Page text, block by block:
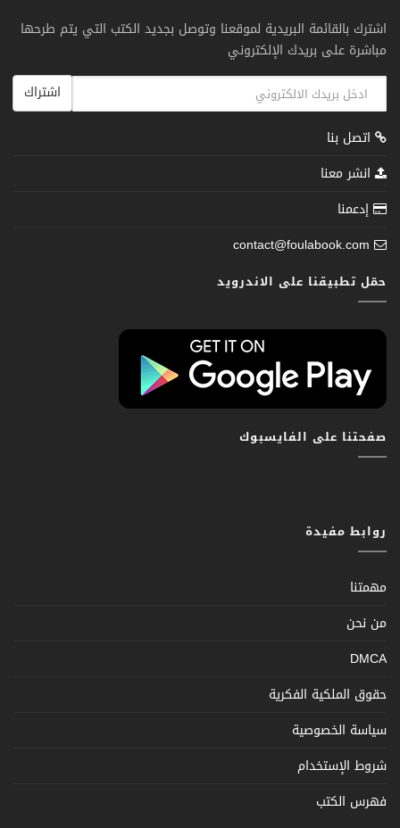
اشترك بالقائمة البريدية لموقعنا وتوصل بجديد الكتب التي يتم طرحها
مباشرة على بريدك الإلكتروني
اشتراك
اتصل بنا
انشر معنا
إدعمنا
contact@foulabook.com
حمّل تطبيقنا على الاندرويد
صفحتنا على الفايسبوك
روابط مفيدة
مهمتنا
من نحن
DMCA
حقوق الملكية الفكرية
سياسة الخصوصية
شروط الإستخدام
فهرس الكتب